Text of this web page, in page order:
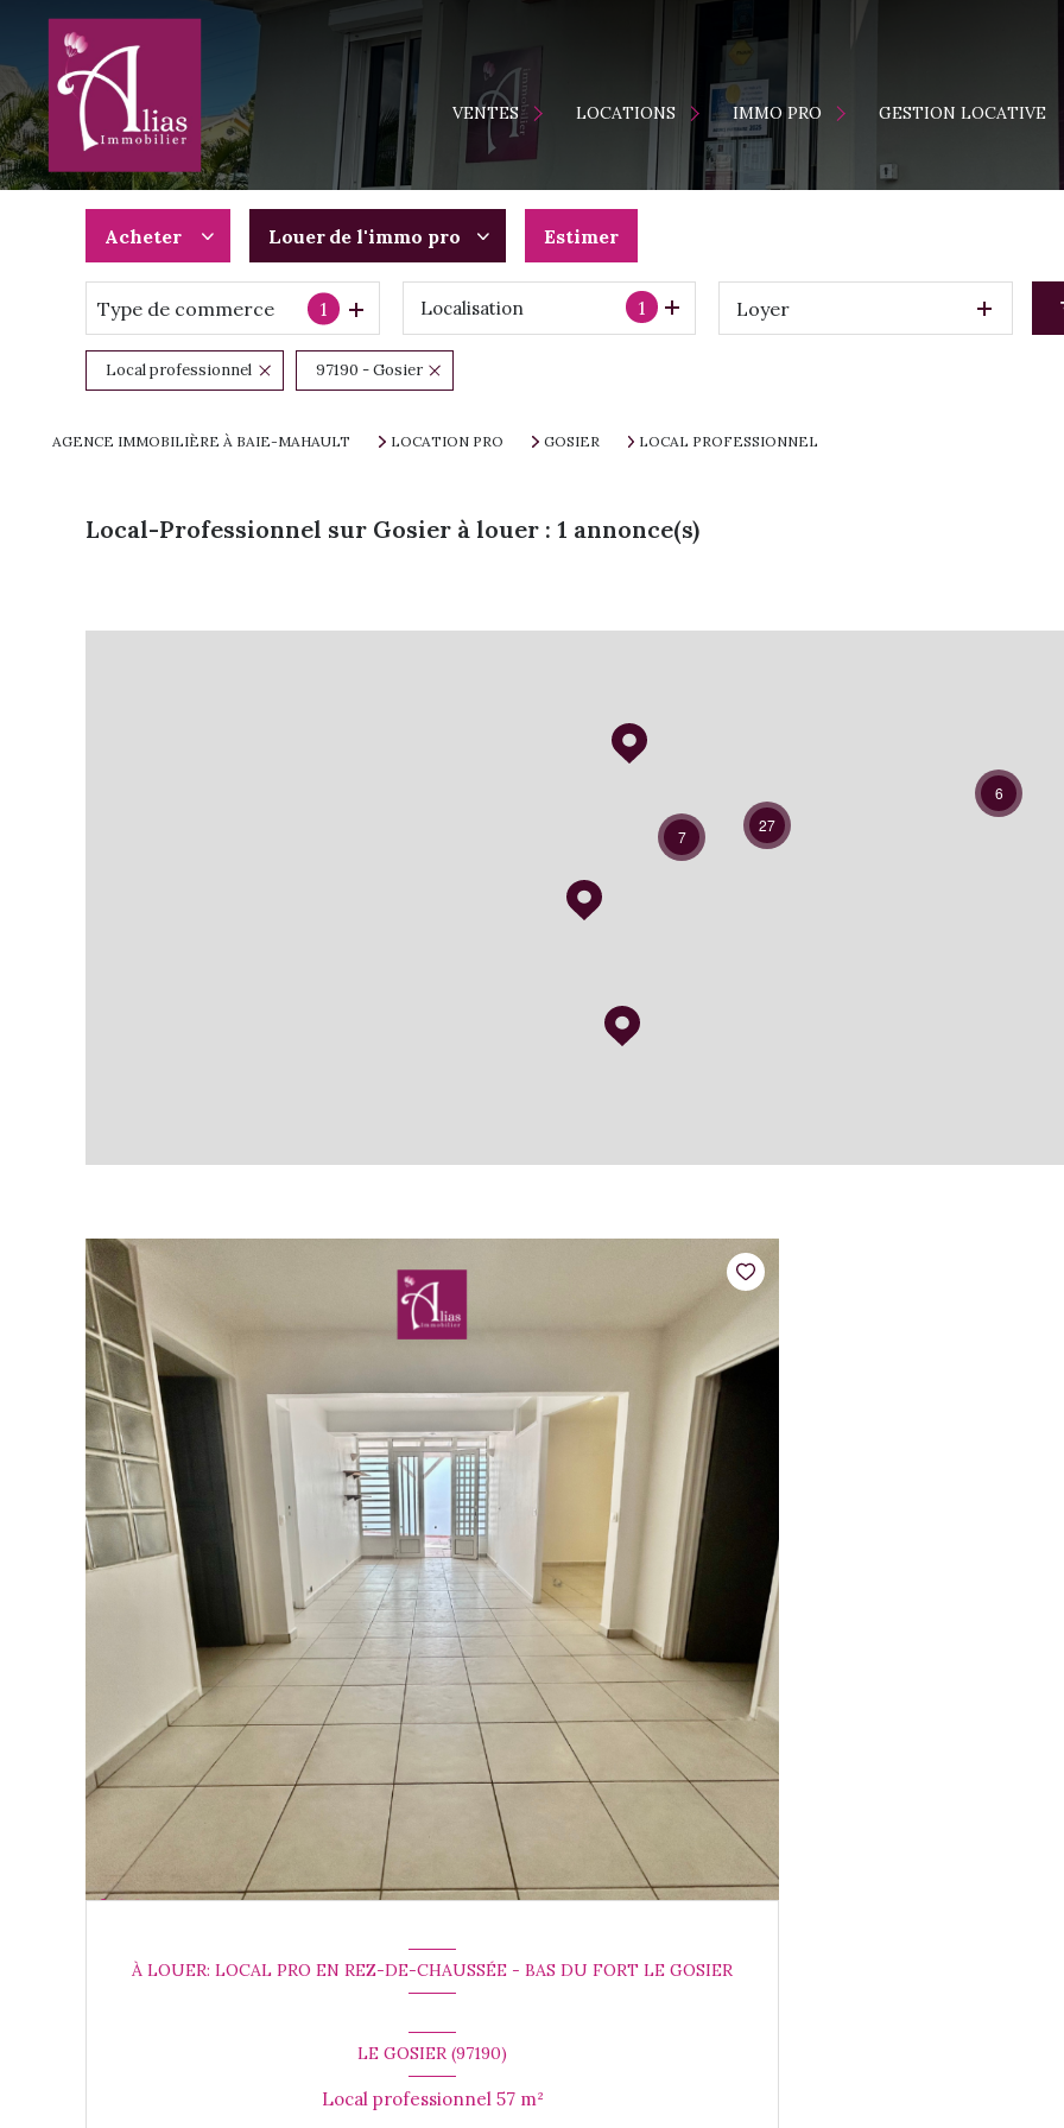
VENTES
APPARTEMENTS
TERRAINS
PROGRAMMES NEUFS
LOCATIONS
MAISONS
APPARTEMENTS
IMMO PRO
LOCATION
VENTE
GESTION LOCATIVE
Acheter
De l'ancien
Du neuf
De l'immo pro
Louer de l'immo pro
à l'année
De l'immo pro
Estimer
Type de commerce 1 1
Localisation Loyer
Local professionnel 97190 - Gosier
AGENCE IMMOBILIÈRE À BAIE-MAHAULT LOCATION PRO GOSIER LOCAL PROFESSIONNEL
Local-Professionnel sur Gosier à louer : 1 annonce(s)
7
6
27
À LOUER: LOCAL PRO EN REZ-DE-CHAUSSÉE - BAS DU FORT LE GOSIER
LE GOSIER (97190)
Local professionnel 57 m²